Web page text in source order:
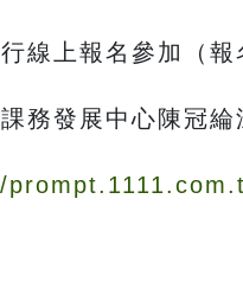
線上報名參加（
務發展中心陳冠綸